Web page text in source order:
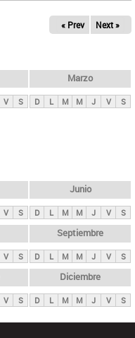
« Prev Next »
V S
Marzo
D L M M J V S
V S
Junio
D L M M J V S
V S
Septiembre
D L M M J V S
V S
Diciembre
D L M M J V S